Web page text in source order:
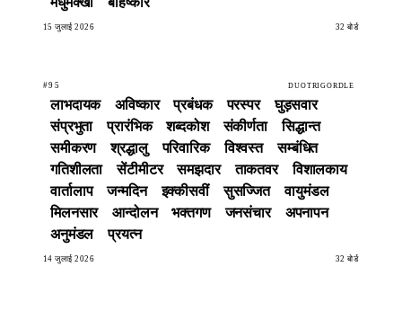
15 जुलाई 2026 32 बोर्ड
#95 DUOTRIGORDLE
लाभदायक अविष्कार प्रबंधक परस्पर
घुड़सवार
संप्रभुता
प्रारंभिक शब्दकोश संकीर्णता
सिद्धान्त
समीकरण
श्रद्धालु परिवारिक विश्वस्त
सम्बंधित
गतिशीलता
सेंटीमीटर समझदार ताकतवर
विशालकाय
वार्तालाप
जन्मदिन इक्कीसवीं सुसज्जित
वायुमंडल
मिलनसार
आन्दोलन भक्तगण जनसंचार
अपनापन
अनुमंडल
प्रयत्न
14 जुलाई 2026 32 बोर्ड